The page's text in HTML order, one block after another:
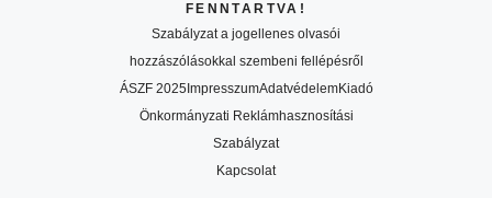
FENNTARTVA!
Szabályzat a jogellenes olvasói
hozzászólásokkal szembeni fellépésről
ÁSZF 2025ImpresszumAdatvédelemKiadó
Önkormányzati Reklámhasznosítási
Szabályzat
Kapcsolat